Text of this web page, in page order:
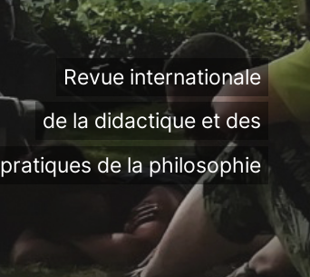
Revue internationale
de la didactique et des
pratiques de la philosophie